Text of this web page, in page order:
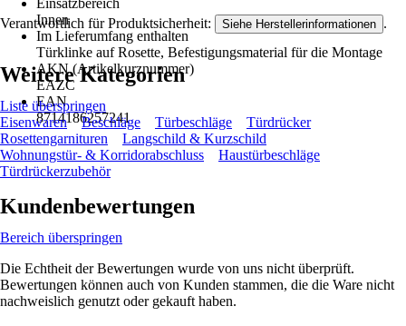
Einsatzbereich
Innen
Im Lieferumfang enthalten
Türklinke auf Rosette, Befestigungsmaterial für die Montage
AKN (Artikelkurznummer)
EAZC
EAN
8714186257241
Verantwortlich für Produktsicherheit: Siehe Herstellerinformationen .
Weitere Kategorien
Liste überspringen
Eisenwaren
Beschläge Türbeschläge
Türdrücker
Rosettengarnituren
Langschild & Kurzschild
Wohnungstür- & Korridorabschluss
Haustürbeschläge
Türdrückerzubehör
Kundenbewertungen
Bereich überspringen
Die Echtheit der Bewertungen wurde von uns nicht überprüft.
Bewertungen können auch von Kunden stammen, die die Ware nicht
nachweislich genutzt oder gekauft haben.